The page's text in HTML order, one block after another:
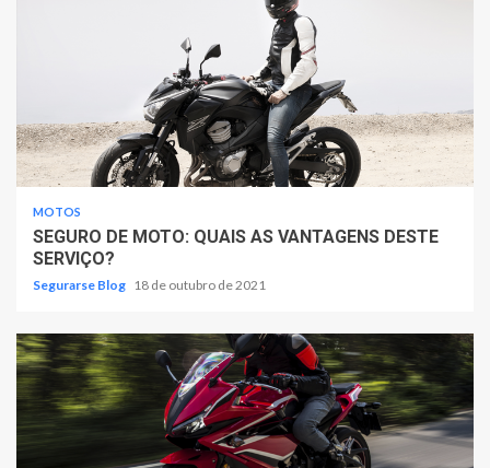
MOTOS
SEGURO DE MOTO: QUAIS AS VANTAGENS DESTE
SERVIÇO?
Segurarse Blog 18 de outubro de 2021